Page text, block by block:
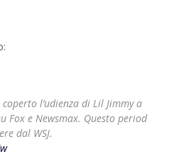
l’udienza di Lil Jimmy a
Fox e Newsmax. Questo period
dal WSJ.